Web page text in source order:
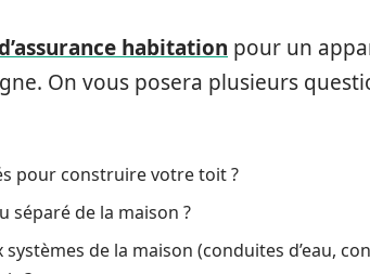
habitation pour un
On vous posera plusieurs
pour construire votre toit ?
séparé de la maison ?
de la maison (conduites d’eau,